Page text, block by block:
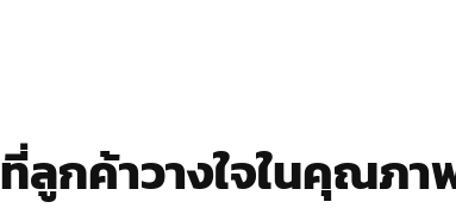
กค้าวางใจในคุณภา